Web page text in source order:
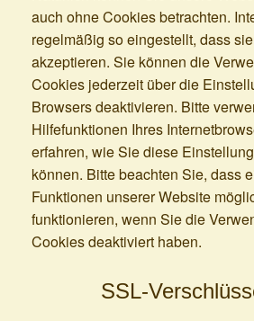
auch ohne Cookies betrachten.
regelmäßig so eingestellt, dass
akzeptieren. Sie können die
Cookies jederzeit über die
Browsers deaktivieren. Bitte
Hilfefunktionen Ihres
erfahren, wie Sie diese
können. Bitte beachten Sie, dass
Funktionen unserer Website
funktionieren, wenn Sie die
Cookies deaktiviert haben.
SSL-